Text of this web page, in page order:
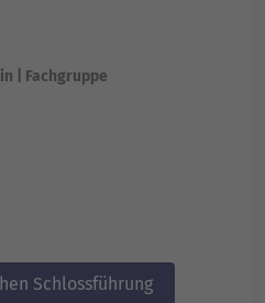
| Fachgruppe
Schlossführung